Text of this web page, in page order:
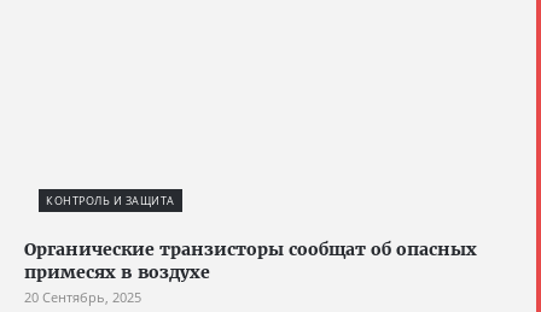
КОНТРОЛЬ И ЗАЩИТА
Органические транзисторы сообщат об опасных
примесях в воздухе
20 Сентябрь, 2025